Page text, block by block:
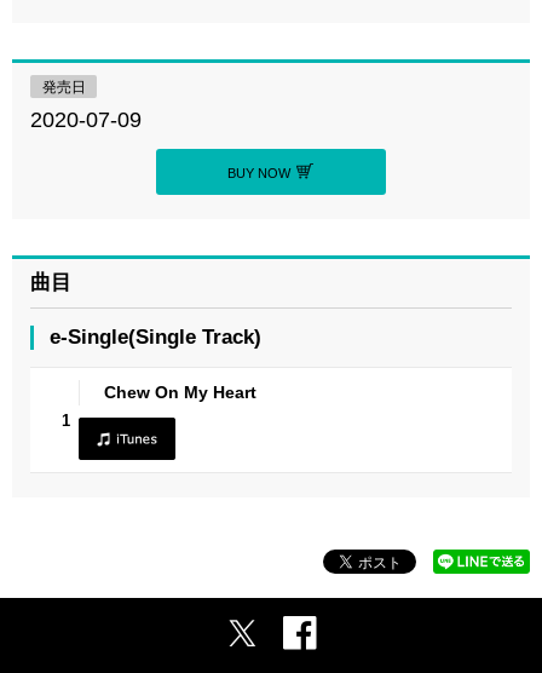
発売日
2020-07-09
BUY NOW
曲目
e-Single(Single Track)
1
Chew On My Heart